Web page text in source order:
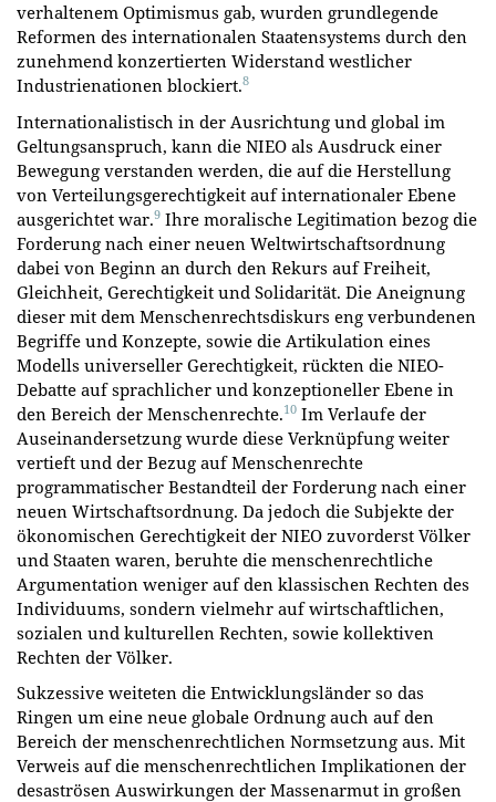
verhaltenem Optimismus gab, wurden grundlegende
Reformen des internationalen Staatensystems durch den
zunehmend konzertierten Widerstand westlicher
Industrienationen blockiert.8
Internationalistisch in der Ausrichtung und global im
Geltungsanspruch, kann die NIEO als Ausdruck einer
Bewegung verstanden werden, die auf die Herstellung
von Verteilungsgerechtigkeit auf internationaler Ebene
ausgerichtet war.9 Ihre moralische Legitimation bezog die
Forderung nach einer neuen Weltwirtschaftsordnung
dabei von Beginn an durch den Rekurs auf Freiheit,
Gleichheit, Gerechtigkeit und Solidarität. Die Aneignung
dieser mit dem Menschenrechtsdiskurs eng verbundenen
Begriffe und Konzepte, sowie die Artikulation eines
Modells universeller Gerechtigkeit, rückten die NIEO-
Debatte auf sprachlicher und konzeptioneller Ebene in
den Bereich der Menschenrechte.10 Im Verlaufe der
Auseinandersetzung wurde diese Verknüpfung weiter
vertieft und der Bezug auf Menschenrechte
programmatischer Bestandteil der Forderung nach einer
neuen Wirtschaftsordnung. Da jedoch die Subjekte der
ökonomischen Gerechtigkeit der NIEO zuvorderst Völker
und Staaten waren, beruhte die menschenrechtliche
Argumentation weniger auf den klassischen Rechten des
Individuums, sondern vielmehr auf wirtschaftlichen,
sozialen und kulturellen Rechten, sowie kollektiven
Rechten der Völker.
Sukzessive weiteten die Entwicklungsländer so das
Ringen um eine neue globale Ordnung auch auf den
Bereich der menschenrechtlichen Normsetzung aus. Mit
Verweis auf die menschenrechtlichen Implikationen der
desaströsen Auswirkungen der Massenarmut in großen